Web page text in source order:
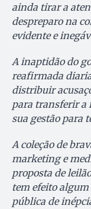
ainda tirar a
despreparo na
evidente e
A inaptidão do
reafirmada
distribuir
para transferir a
sua gestão para
A coleção de
marketing e
proposta de
tem efeito algum
pública de